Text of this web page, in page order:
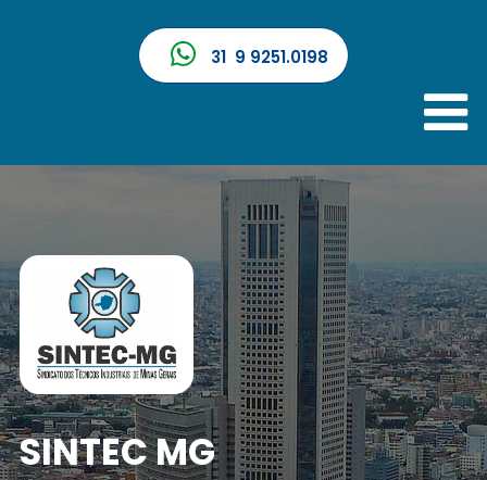
31 9 9251.0198
SINTEC MG